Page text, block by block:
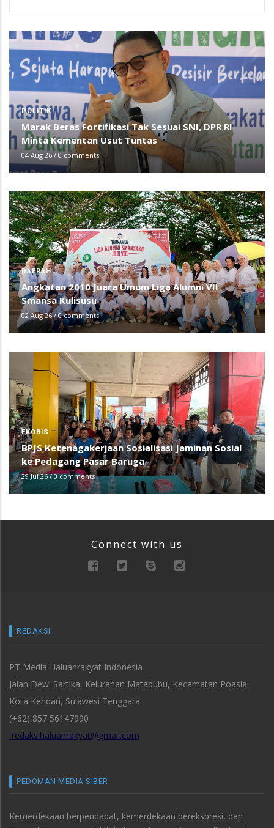
POLITIK
Marak Beras Fortifikasi Tak Sesuai SNI, DPR RI
Minta Kementan Usut Tuntas
04 Aug 26 / 0 comments
DAERAH
Angkatan 2010 Juara Umum Liga Alumni VII
Smansa Kulisusu
02 Aug 26/0 comments
EKOBIS
BPJS Ketenagakerjaan Sosialisasi Jaminan Sosial
ke Pedagang Pasar Baruga
29 Jul 26/0 comments
Connect with us
REDAKSI
PT Media Haluanrakyat Indonesia
Jalan Dewi Sartika, Kelurahan Matabubu, Kecamatan Poasia
Kota Kendari, Sulawesi Tenggara
(+62) 857 56147990
redaksihaluanrakyat@gmail.com
PEDOMAN MEDIA SIBER
Kemerdekaan berpendapat, kemerdekaan berekspresi, dan